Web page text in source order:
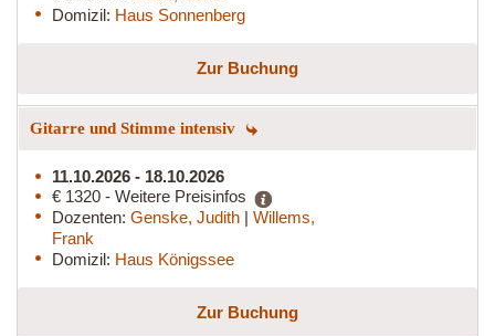
Domizil: Haus Sonnenberg
Zur Buchung
Gitarre und Stimme intensiv
11.10.2026 - 18.10.2026
€ 1320 - Weitere Preisinfos
Dozenten: Genske, Judith | Willems,
Frank
Domizil: Haus Königssee
Zur Buchung